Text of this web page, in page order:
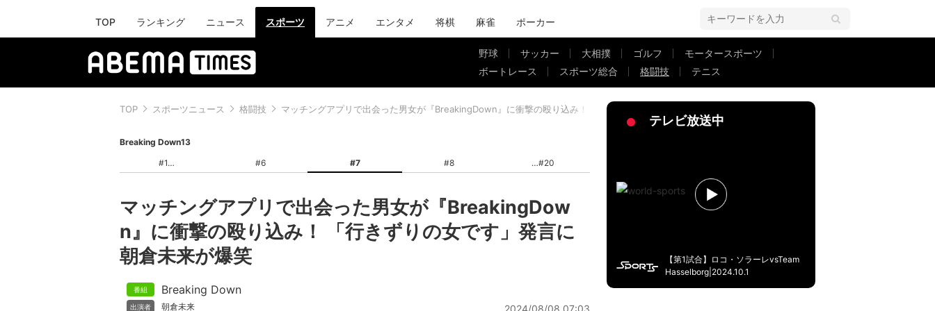
TOP ランキング ニュース スポーツ アニメ エンタメ 将棋 麻雀 ポーカー
野球 サッカー 大相撲 ゴルフ
モータースポーツ
ボートレース
スポーツ総合 格闘技 テニス
TOP スポーツニュース 格闘技 マッチングアプリで出会った男女が『BreakingDown』に衝撃の殴り込み！ 「行きずりの女です」発言に朝倉未来が爆笑
Breaking Down13
#1
#6 #7 #8 #20
マッチングアプリで出会った男女が『BreakingDow
n』に衝撃の殴り込み！ 「行きずりの女です」発言に
朝倉未来が爆笑
Breaking Down
朝倉未来 2024/08/08 07:03
テレビ放送中
【第1試合】ロコ・ソラーレvsTeam
Hasselborg|2024.10.1